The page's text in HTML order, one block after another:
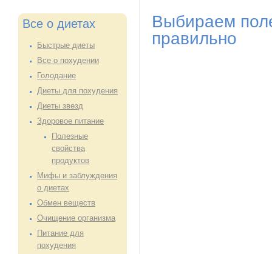
Все о диетах
Быстрые диеты
Все о похудении
Голодание
Диеты для похудения
Диеты звезд
Здоровое питание
Полезные
свойства
продуктов
Мифы и заблуждения
о диетах
Обмен веществ
Очищение организма
Питание для
похудения
Выбираем
правильно